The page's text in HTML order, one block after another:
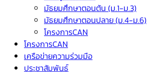
มัธยมศึกษาตอนต้น (ม.1-ม.3)
มัธยมศึกษาตอนปลาย (ม.4-ม.6)
โครงการCAN
โครงการCAN
เครือข่ายความร่วมมือ
ประชาสัมพันธ์